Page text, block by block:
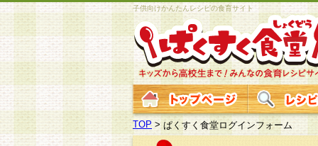
子供向けかんたんレシピの食育サイト
TOP >ぱくすく食堂ログインフォーム